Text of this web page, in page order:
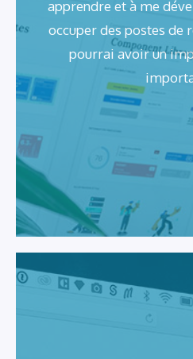
apprendre et à me
occuper des postes de
pourrai avoir un